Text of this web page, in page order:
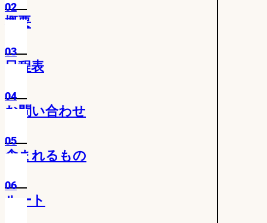
02
概要
03
日程表
04
お問い合わせ
05
含まれるもの
06
ルート